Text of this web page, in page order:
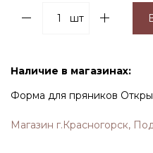
шт
Наличие в магазинах:
Форма для пряников
Магазин г.Красногорск,